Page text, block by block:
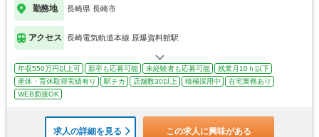
勤務地 長崎県 長崎市
アクセス 長崎電気軌道本線 原爆資料館駅
年収550万円以上可 新卒も応募可能 未経験者も応募可能
残業月10ｈ以下
産休・育休取得実績有り
駅チカ 店舗数30以上 積極採用中
在宅業務あり
WEB面接OK
求人の詳細を見る この求人に興味がある